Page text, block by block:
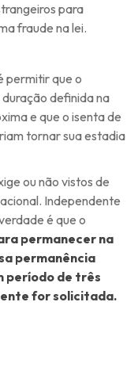
para
fraude na lei.
permitir que o
definida na
e que o isenta de
tornar sua estadia
ou não vistos de
Independente
é que o
permanecer na
permanência
período de três
for solicitada.